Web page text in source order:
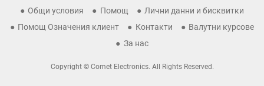
Общи условия Помощ
Лични данни и бисквитки
Помощ Означения клиент
Контакти
Валутни курсове
За нас
Copyright © Comet Electronics. All Rights Reserved.